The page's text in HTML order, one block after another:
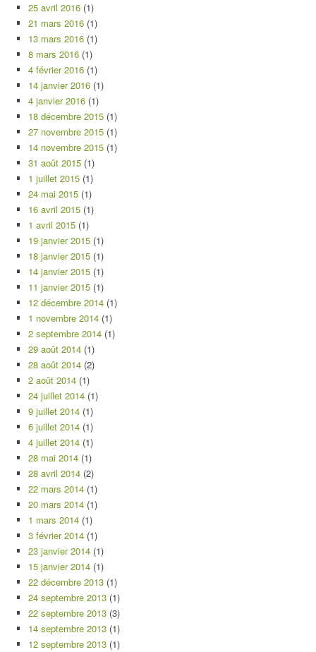
25 avril 2016 (1)
21 mars 2016 (1)
13 mars 2016 (1)
8 mars 2016 (1)
4 février 2016 (1)
14 janvier 2016 (1)
4 janvier 2016 (1)
18 décembre 2015 (1)
27 novembre 2015 (1)
14 novembre 2015 (1)
31 août 2015 (1)
1 juillet 2015 (1)
24 mai 2015 (1)
16 avril 2015 (1)
1 avril 2015 (1)
19 janvier 2015 (1)
18 janvier 2015 (1)
14 janvier 2015 (1)
11 janvier 2015 (1)
12 décembre 2014 (1)
1 novembre 2014 (1)
2 septembre 2014 (1)
29 août 2014 (1)
28 août 2014 (2)
2 août 2014 (1)
24 juillet 2014 (1)
9 juillet 2014 (1)
6 juillet 2014 (1)
4 juillet 2014 (1)
28 mai 2014 (1)
28 avril 2014 (2)
22 mars 2014 (1)
20 mars 2014 (1)
1 mars 2014 (1)
3 février 2014 (1)
23 janvier 2014 (1)
15 janvier 2014 (1)
22 décembre 2013 (1)
24 septembre 2013 (1)
22 septembre 2013 (3)
14 septembre 2013 (1)
12 septembre 2013 (1)